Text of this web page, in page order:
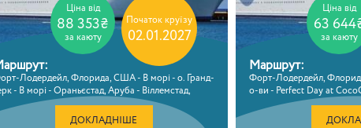
Ціна від
88 353₴
за каюту
Початок круїзу
02.01.2027
Лодердейл, Флорида, США - В морі - о. Гранд-
- В морі - Ораньєстад, Аруба - Віллемстад,
Кюрасао - В морі - В морі - Форт-Лодердейл,
США
ДОКЛАДНІШЕ
Ціна від
63
за каюту
Маршрут:
Форт-Лодердейл,
о-ви - Perfect Day at
В морі - Форт-